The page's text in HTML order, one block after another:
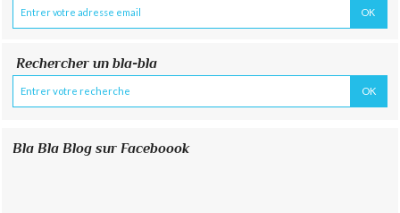
Rechercher un bla-bla
Bla Bla Blog sur Faceboook